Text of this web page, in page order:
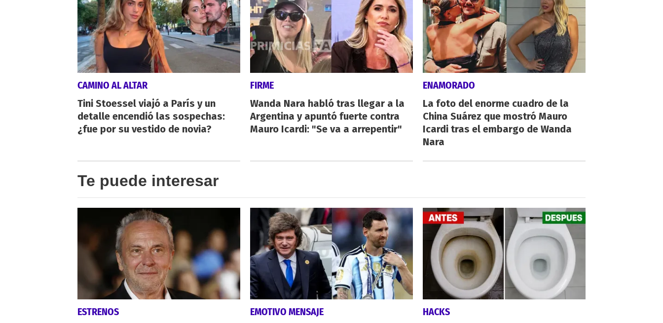
CAMINO AL ALTAR
Tini Stoessel viajó a París y un
detalle encendió las sospechas:
¿fue por su vestido de novia?
FIRME
Wanda Nara habló tras llegar a la
Argentina y apuntó fuerte contra
Mauro Icardi: "Se va a arrepentir"
ENAMORADO
La foto del enorme cuadro de la
China Suárez que mostró Mauro
Icardi tras el embargo de Wanda
Nara
Te puede interesar
ESTRENOS
EMOTIVO MENSAJE
HACKS